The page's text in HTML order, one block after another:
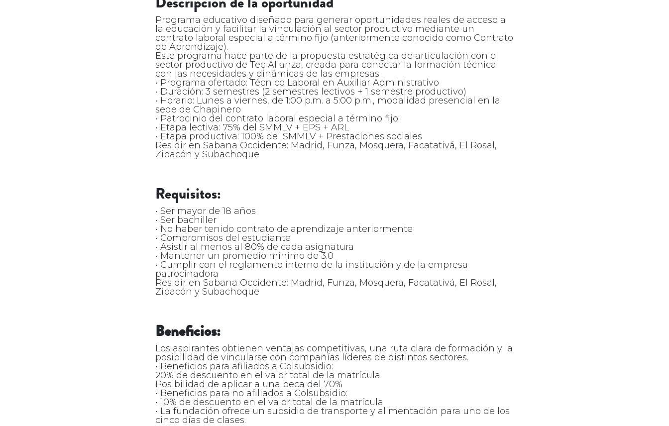
Programa educativo diseñado para generar oportunidades reales de acceso a
la educación y facilitar la vinculación al sector productivo mediante un
contrato laboral especial a término fijo (anteriormente conocido como Contrato
de Aprendizaje).
Este programa hace parte de la propuesta estratégica de articulación con el
sector productivo de Tec Alianza, creada para conectar la formación técnica
con las necesidades y dinámicas de las empresas
• Programa ofertado: Técnico Laboral en Auxiliar Administrativo
• Duración: 3 semestres (2 semestres lectivos + 1 semestre productivo)
• Horario: Lunes a viernes, de 1:00 p.m. a 5:00 p.m., modalidad presencial en la
sede de Chapinero
• Patrocinio del contrato laboral especial a término fijo:
• Etapa lectiva: 75% del SMMLV + EPS + ARL
• Etapa productiva: 100% del SMMLV + Prestaciones sociales
Residir en Sabana Occidente: Madrid, Funza, Mosquera, Facatativá, El Rosal,
Zipacón y Subachoque
Requisitos:
• Ser mayor de 18 años
• Ser bachiller
• No haber tenido contrato de aprendizaje anteriormente
• Compromisos del estudiante
• Asistir al menos al 80% de cada asignatura
• Mantener un promedio mínimo de 3.0
• Cumplir con el reglamento interno de la institución y de la empresa
patrocinadora
Residir en Sabana Occidente: Madrid, Funza, Mosquera, Facatativá, El Rosal,
Zipacón y Subachoque
Beneficios:
Los aspirantes obtienen ventajas competitivas, una ruta clara de formación y la
posibilidad de vincularse con compañías líderes de distintos sectores.
• Beneficios para afiliados a Colsubsidio:
20% de descuento en el valor total de la matrícula
Posibilidad de aplicar a una beca del 70%
• Beneficios para no afiliados a Colsubsidio:
• 10% de descuento en el valor total de la matrícula
• La fundación ofrece un subsidio de transporte y alimentación para uno de los
cinco días de clases.